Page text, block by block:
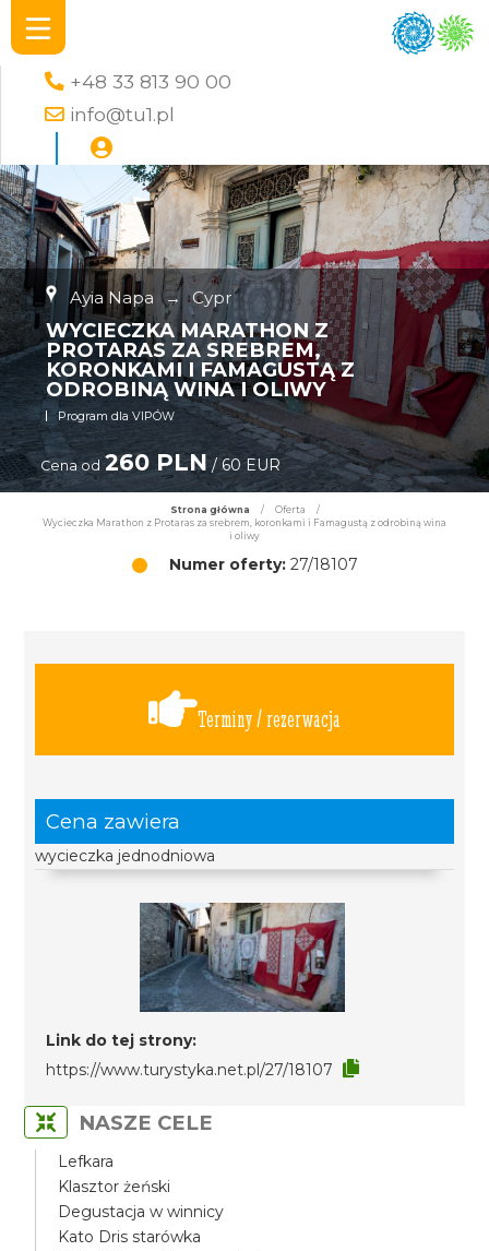
+48 33 813 90 00
info@tu1.pl
Ayia Napa → Cypr
WYCIECZKA MARATHON Z
PROTARAS ZA SREBREM,
KORONKAMI I FAMAGUSTĄ Z
ODROBINĄ WINA I OLIWY
Program dla VIPÓW
Cena od 260 PLN/ 60 EUR
Strona główna / Oferta
/
Wycieczka Marathon z Protaras za srebrem, koronkami i Famagustą z odrobiną wina
i oliwy
Numer oferty:27/18107
Terminy / rezerwacja
Cena zawiera
wycieczka jednodniowa
Link do tej strony:
https://www.turystyka.net.pl/27/18107
NASZE CELE
Lefkara
Klasztor żeński
Degustacja w winnicy
Kato Dris starówka